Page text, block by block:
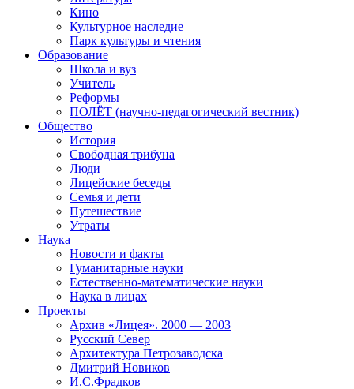
Кино
Культурное наследие
Парк культуры и чтения
Образование
Школа и вуз
Учитель
Реформы
ПОЛЁТ (научно-педагогический вестник)
Общество
История
Свободная трибуна
Люди
Лицейские беседы
Семья и дети
Путешествие
Утраты
Наука
Новости и факты
Гуманитарные науки
Естественно-математические науки
Наука в лицах
Проекты
Архив «Лицея». 2000 — 2003
Русский Север
Архитектура Петрозаводска
Дмитрий Новиков
И.С.Фрадков